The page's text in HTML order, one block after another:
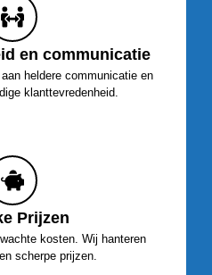
en communicatie
heldere communicatie en
klanttevredenheid.
Prijzen
kosten. Wij hanteren
scherpe prijzen.